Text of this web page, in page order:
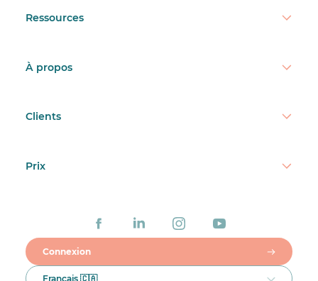
Ressources
À propos
Clients
Prix
Connexion
Français 🇨🇦